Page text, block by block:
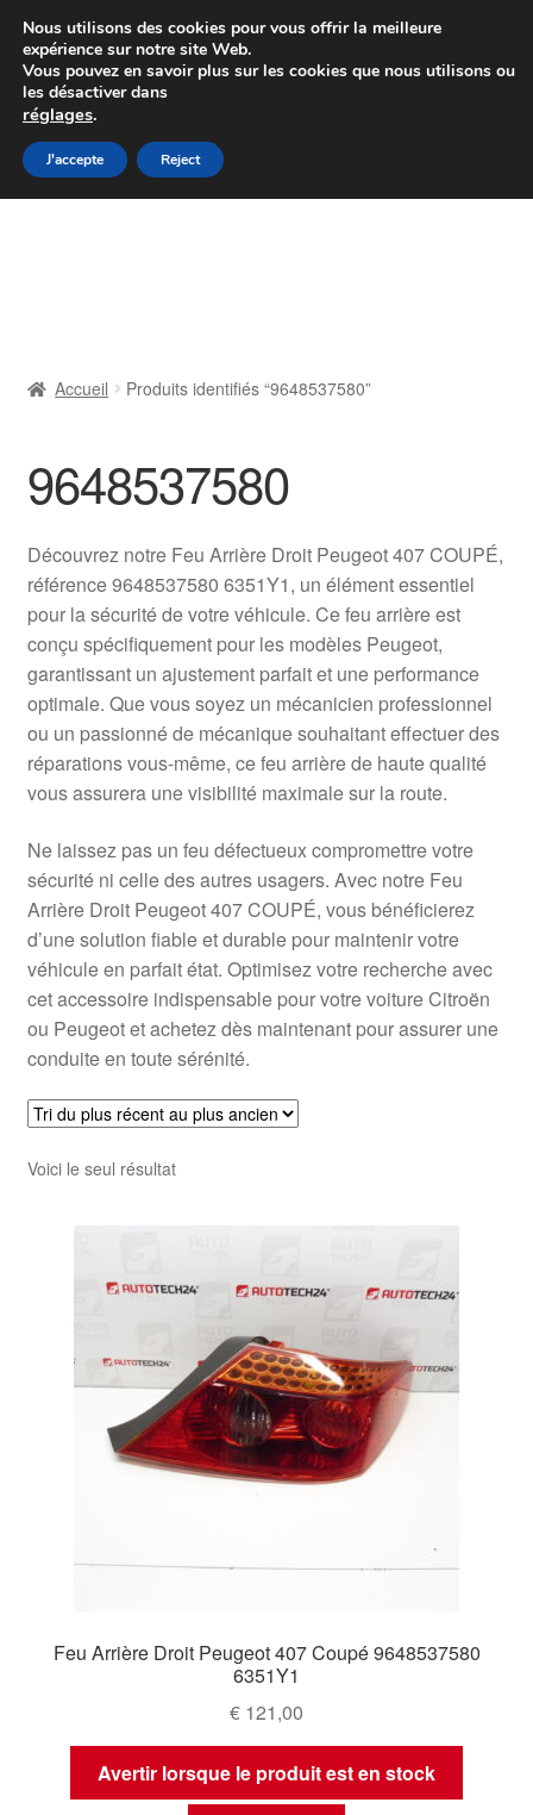
Colissimo livraison à partir de 7 EUR
Du lundi au vendredi de 9 h à 16 h
Aller
à
Aller
au
Livraison
Livraison internationale
Mon compte
Paiements
Panier
Plainte
Politique de confidentialité
Procédure de Réclamation
Termes et conditions
Accueil Produits identifiés “9648537580”
9648537580
Découvrez notre Feu Arrière Droit Peugeot 407 COUPÉ,
référence 9648537580 6351Y1, un élément essentiel
pour la sécurité de votre véhicule. Ce feu arrière est
conçu spécifiquement pour les modèles Peugeot,
garantissant un ajustement parfait et une performance
optimale. Que vous soyez un mécanicien professionnel
ou un passionné de mécanique souhaitant effectuer des
réparations vous-même, ce feu arrière de haute qualité
vous assurera une visibilité maximale sur la route.
Ne laissez pas un feu défectueux compromettre votre
sécurité ni celle des autres usagers. Avec notre Feu
Arrière Droit Peugeot 407 COUPÉ, vous bénéficierez
d’une solution fiable et durable pour maintenir votre
véhicule en parfait état. Optimisez votre recherche avec
cet accessoire indispensable pour votre voiture Citroën
ou Peugeot et achetez dès maintenant pour assurer une
conduite en toute sérénité.
Voici le seul résultat
Feu Arrière Droit Peugeot 407 Coupé 9648537580
6351Y1
€ 121,00
Avertir lorsque le produit est en stock
Nous utilisons des cookies pour vous offrir la meilleure
expérience sur notre site Web.
Vous pouvez en savoir plus sur les cookies que nous utilisons ou
les désactiver dans
réglages.
J'accepte Reject